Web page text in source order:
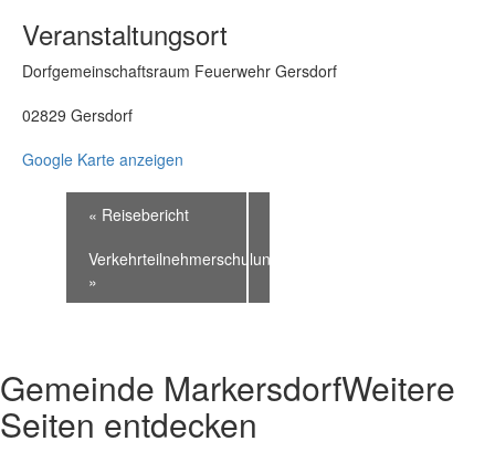
Veranstaltungsort
Dorfgemeinschaftsraum Feuerwehr Gersdorf
02829 Gersdorf
Google Karte anzeigen
« Reisebericht
Verkehrteilnehmerschulung
»
Gemeinde MarkersdorfWeitere
Seiten entdecken